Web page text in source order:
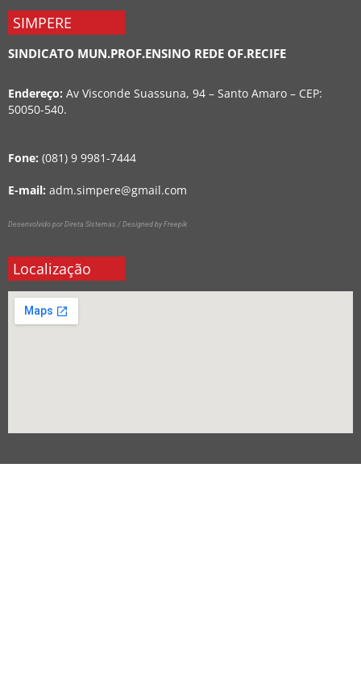
SIMPERE
SINDICATO MUN.PROF.ENSINO REDE OF.RECIFE
Endereço: Av Visconde Suassuna, 94 – Santo Amaro – CEP:
50050-540.
Fone: (081) 9 9981-7444
E-mail: adm.simpere@gmail.com
Desenvolvido por Direta Sistemas / Designed by Freepik
Localização